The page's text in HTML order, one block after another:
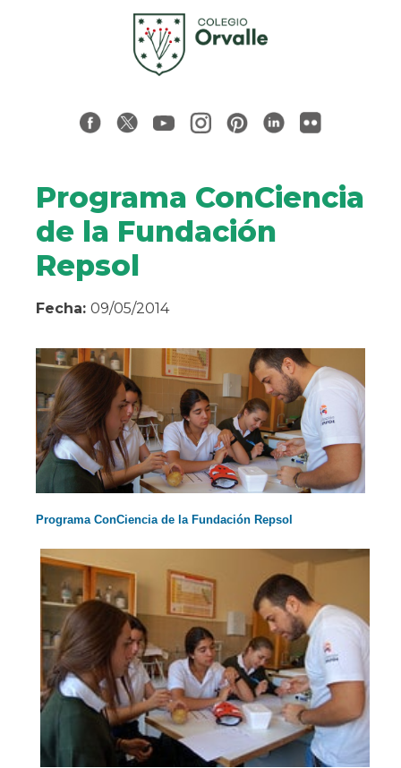
Programa ConCiencia
de la Fundación
Repsol
Fecha: 09/05/2014
Programa ConCiencia de la Fundación Repsol